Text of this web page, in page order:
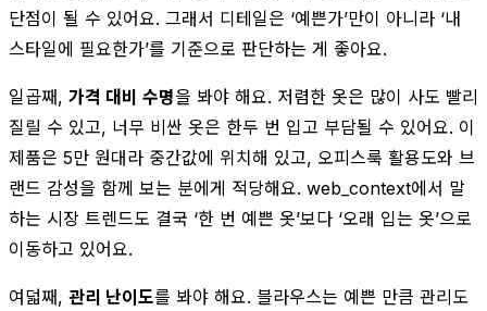
단점이 될 수 있어요. 그래서 디테일은 ‘예쁜가’만이 아니라 ‘내
스타일에 필요한가’를 기준으로 판단하는 게 좋아요.
일곱째, 가격 대비 수명을 봐야 해요. 저렴한 옷은 많이 사도 빨리
질릴 수 있고, 너무 비싼 옷은 한두 번 입고 부담될 수 있어요. 이
제품은 5만 원대라 중간값에 위치해 있고, 오피스룩 활용도와 브
랜드 감성을 함께 보는 분에게 적당해요. web_context에서 말
하는 시장 트렌드도 결국 ‘한 번 예쁜 옷’보다 ‘오래 입는 옷’으로
이동하고 있어요.
여덟째, 관리 난이도를 봐야 해요. 블라우스는 예쁜 만큼 관리도